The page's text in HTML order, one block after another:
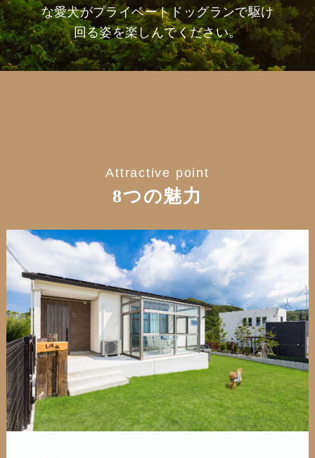
な愛犬がプライベートドッグランで駆け
回る姿を楽しんでください。
Attractive point
8つの魅力